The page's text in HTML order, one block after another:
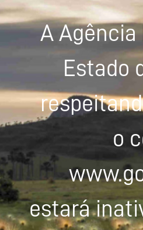
A Agência
Estado
o
estará